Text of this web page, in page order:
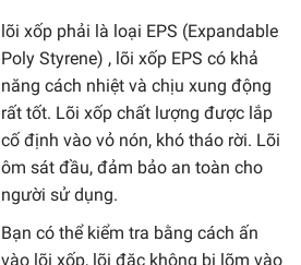
lõi xốp phải là loại EPS (Expandable
Poly Styrene) , lõi xốp EPS có khả
năng cách nhiệt và chịu xung động
rất tốt. Lõi xốp chất lượng được lắp
cố định vào vỏ nón, khó tháo rời. Lõi
ôm sát đầu, đảm bảo an toàn cho
người sử dụng.
Bạn có thể kiểm tra bằng cách ấn
vào lõi xốp, lõi đặc không bị lõm vào